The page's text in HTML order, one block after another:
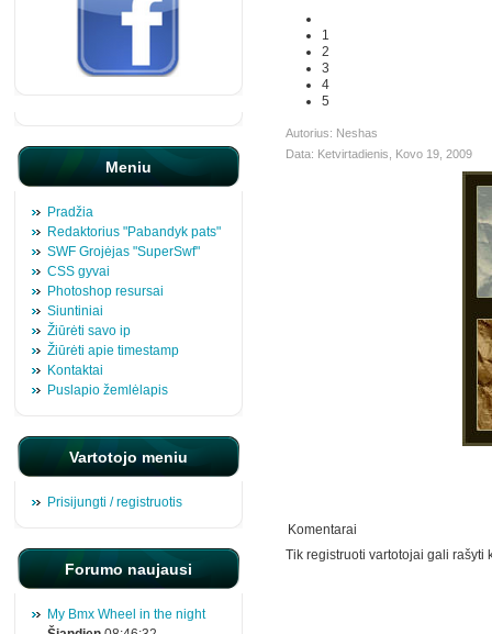
Meniu
Pradžia
Redaktorius "Pabandyk pats"
SWF Grojėjas "SuperSwf"
CSS gyvai
Photoshop resursai
Siuntiniai
Žiūrėti savo ip
Žiūrėti apie timestamp
Kontaktai
Puslapio žemlėlapis
Vartotojo meniu
Prisijungti / registruotis
Forumo naujausi
My Bmx Wheel in the night
1
2
3
4
5
Autorius: Neshas
Data: Ketvirtadienis, Kovo 19, 2009
Komentarai
Tik registruoti vartotojai gali rašyti